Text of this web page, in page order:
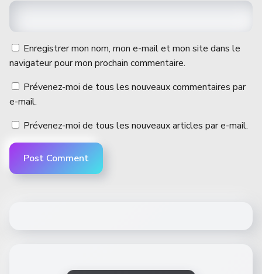
Enregistrer mon nom, mon e-mail et mon site dans le
navigateur pour mon prochain commentaire.
Prévenez-moi de tous les nouveaux commentaires par
e-mail.
Prévenez-moi de tous les nouveaux articles par e-mail.